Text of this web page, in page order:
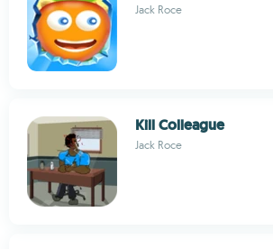
Jack Roce
Kill Colleague
Jack Roce